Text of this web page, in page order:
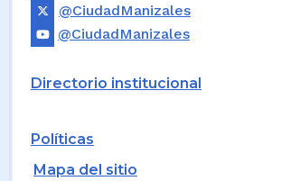
@CiudadManizales
@CiudadManizales
Directorio institucional
Políticas
Mapa del sitio